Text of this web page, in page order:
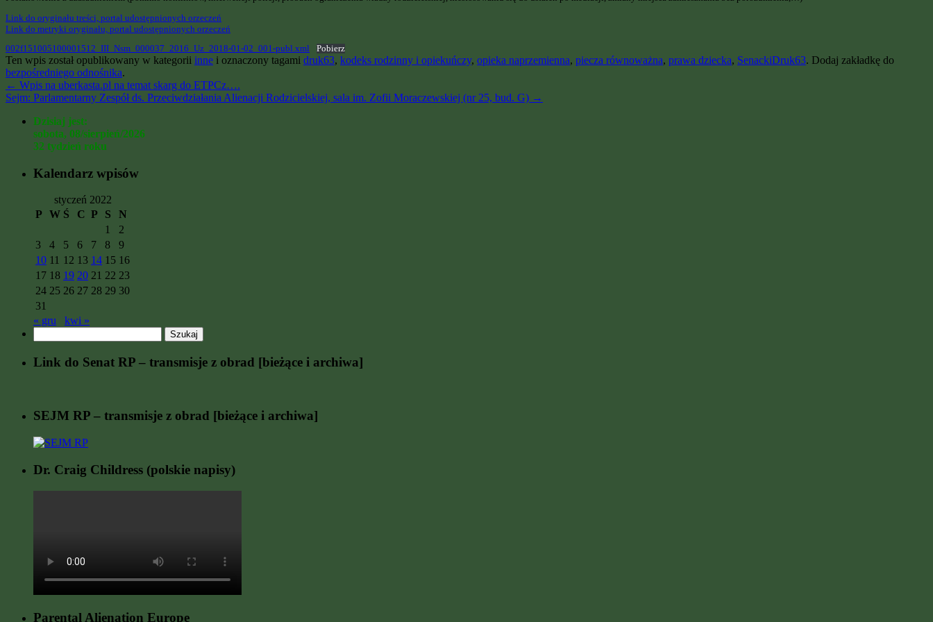
Link do oryginału treści, portal udostępnionych orzeczeń
Link do metryki oryginału, portal udostępnionych orzeczeń
002f151005100001512_III_Nsm_000037_2016_Uz_2018-01-02_001-publ.xml Pobierz
Ten wpis został opublikowany w kategorii inne i oznaczony tagami druk63, kodeks rodzinny i opiekuńczy, opieka naprzemienna, piecza równoważna, prawa dziecka, SenackiDruk63. Dodaj zakładkę do
bezpośredniego odnośnika.
← Wpis na uberkasta.pl na temat skarg do ETPCz….
Sejm: Parlamentarny Zespół ds. Przeciwdziałania Alienacji Rodzicielskiej, sala im. Zofii Moraczewskiej (nr 25, bud. G) →
Dzisiaj jest:
sobota, 08/sierpień/2026
32 tydzień roku
Kalendarz wpisów
styczeń 2022
P W Ś C P S
N
1
2
3
4 5 6 7 8
9
10 11 12 13 14 15 16
17 18 19 20 21 22 23
24 25 26 27 28 29 30
31
« gru
kwi »
Link do Senat RP – transmisje z obrad [bieżące i archiwa]
SEJM RP – transmisje z obrad [bieżące i archiwa]
Dr. Craig Childress (polskie napisy)
Parental Alienation Europe